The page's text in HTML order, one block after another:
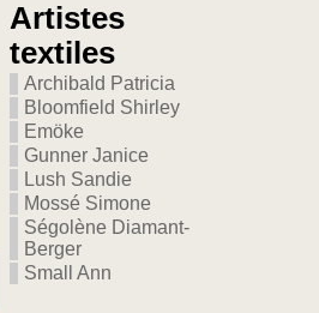
Artistes
textiles
Archibald Patricia
Bloomfield Shirley
Emöke
Gunner Janice
Lush Sandie
Mossé Simone
Ségolène Diamant-
Berger
Small Ann